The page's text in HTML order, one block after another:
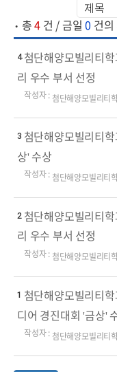
· 총4 건 / 금일0 건
4 첨단해양모빌리티
리 우수 부서 선정
첨단해양모빌리티
3 첨단해양모빌리티
상' 수상
첨단해양모빌리티
2 첨단해양모빌리티
리 우수 부서 선정
첨단해양모빌리티
1 첨단해양모빌리티
디어 경진대회 '금상'
첨단해양모빌리티